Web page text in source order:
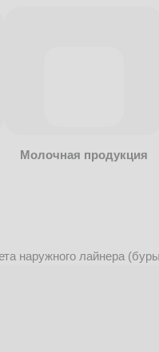
Молочная продукция
наружного лайнера